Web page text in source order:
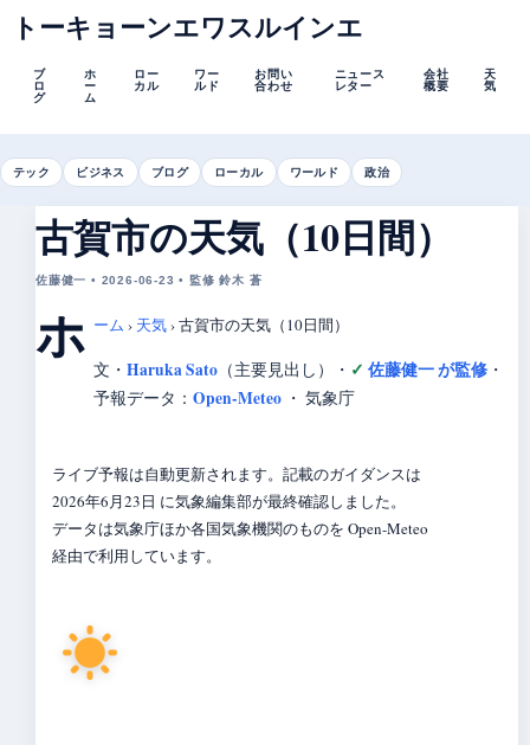
トーキョーンエワスルインエ
ブ
ロ
グ
ホ
ー
ム
ロー
カル
ワー
ルド
お問い
合わせ
ニュース
レター
会社
概要
天
気
テック ビジネス ブログ ローカル ワールド 政治
古賀市の天気（10日間）
佐藤健一 • 2026-06-23 • 監修 鈴木 蒼
ホ ーム › 天気›古賀市の天気（10日間）
文・ Haruka Sato （主要見出し） ・ 佐藤健一 が監修 ・
予報データ： Open-Meteo ・ 気象庁
ライブ予報は自動更新されます。記載のガイダンスは
2026年6月23日 に気象編集部が最終確認しました。
データは気象庁ほか各国気象機関のものを Open-Meteo
経由で利用しています。